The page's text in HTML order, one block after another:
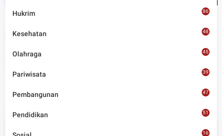
Tags
Share
Hukrim 86
Kesehatan 48
Olahraga 45
Pariwisata 39
Pembangunan 47
Pendidikan 51
16